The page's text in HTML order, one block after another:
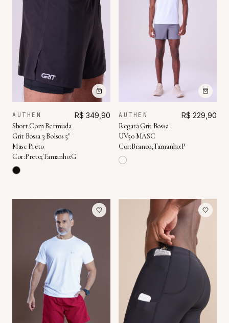
AUTHEN
Short Com Bermuda
Grit Bossa 3 Bolsos 5"
Masc Preto
Cor:Preto;Tamanho:G
R$ 349,90 AUTHEN
Regata Grit Bossa
UV50 MASC
Cor:Branco;Tamanho:P
R$ 229,90